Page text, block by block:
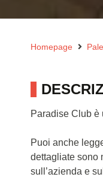
Homepage
Paradise Club è
Puoi anche
dettagliate sono
sull’azienda e